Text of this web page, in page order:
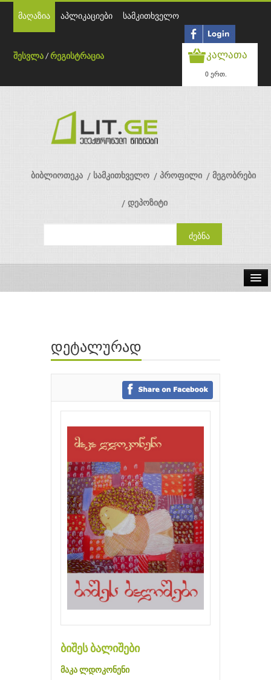
მაღაზია აპლიკაციები სამკითხველო
შესვლა /რეგისტრაცია კალათა
0 ერთ.
ბიბლიოთეკა სამკითხველო პროფილი მეგობრები
დეპოზიტი
ავტორები
გამომცემლობები
დეტალურად
ბიშეს ბალიშები
მაკა ლდოკონენი